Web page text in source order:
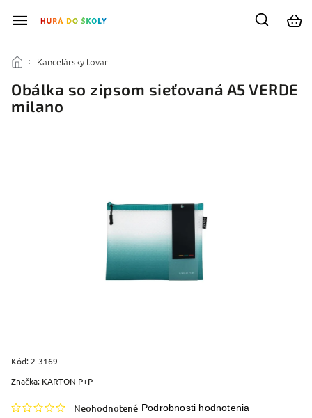
/ Kancelársky tovar
Obálka so zipsom sieťovaná A5 VERDE
milano
Kód: 2-3169
Neohodnotené Podrobnosti hodnotenia
Značka: KARTON P+P